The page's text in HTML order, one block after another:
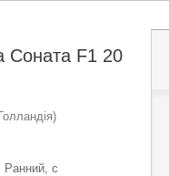
Соната F1 20
Ранний, с